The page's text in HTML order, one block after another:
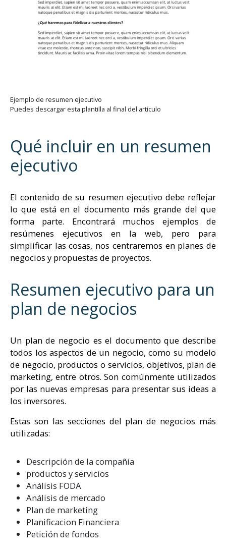
Ejemplo de resumen ejecutivo
Puedes descargar esta plantilla al final del artículo
Qué incluir en un resumen
ejecutivo
El contenido de su resumen ejecutivo debe reflejar
lo que está en el documento más grande del que
forma parte. Encontrará muchos ejemplos de
resúmenes ejecutivos en la web, pero para
simplificar las cosas, nos centraremos en planes de
negocios y propuestas de proyectos.
Resumen ejecutivo para un
plan de negocios
Un plan de negocio es el documento que describe
todos los aspectos de un negocio, como su modelo
de negocio, productos o servicios, objetivos, plan de
marketing, entre otros. Son comúnmente utilizados
por las nuevas empresas para presentar sus ideas a
los inversores.
Estas son las secciones del plan de negocios más
utilizadas:
Descripción de la compañía
productos y servicios
Análisis FODA
Análisis de mercado
Plan de marketing
Planificacion Financiera
Petición de fondos